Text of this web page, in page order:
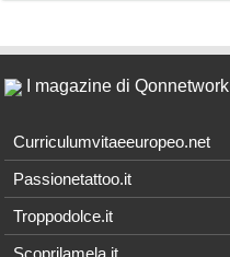
I magazine di Qonnetwork
Curriculumvitaeeuropeo.net
Passionetattoo.it
Troppodolce.it